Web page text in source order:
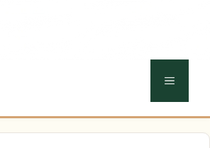
MENU